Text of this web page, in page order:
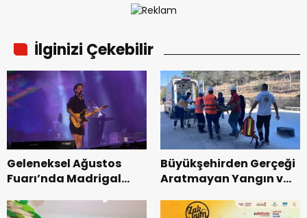
İlginizi Çekebilir
Geleneksel Ağustos
Fuarı’nda Madrigal
Büyükşehirden Gerçeği
Aratmayan Yangın ve